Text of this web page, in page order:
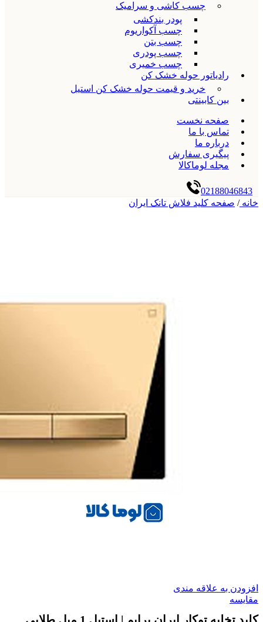
چسب کاشی و سرامیک
پودر بندکشی
چسب آکواریوم
چسب بتن
چسب پودری
چسب خمیری
رادیاتور حوله خشک کن
خرید و قیمت حوله خشک کن استیل
بین کابینتی
صفحه نخست
تماس با ما
درباره ما
پیگیری سفارش
مجله لوماکالا
02188046843
خانه/ صفحه کلید فلاش تانک ایران
افزودن به علاقه مندی
مقایسه